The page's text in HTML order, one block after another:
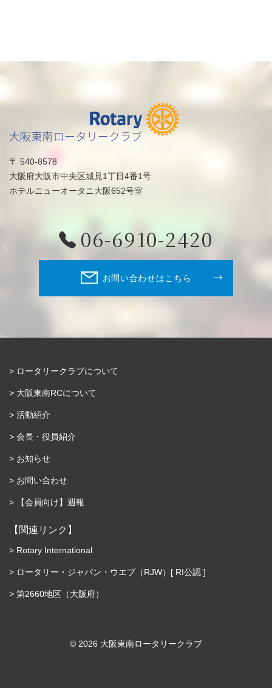
〒 540-8578
大阪府大阪市中央区城見1丁目4番1号
ホテルニューオータニ大阪652号室
06-6910-2420
お問い合わせはこちら
ロータリークラブについて
大阪東南RCについて
活動紹介
会長・役員紹介
お知らせ
お問い合わせ
【会員向け】週報
【関連リンク】
Rotary International
ロータリー・ジャパン・ウエブ（RJW）[ RI公認 ]
第2660地区（大阪府）
©︎ 2026 大阪東南ロータリークラブ